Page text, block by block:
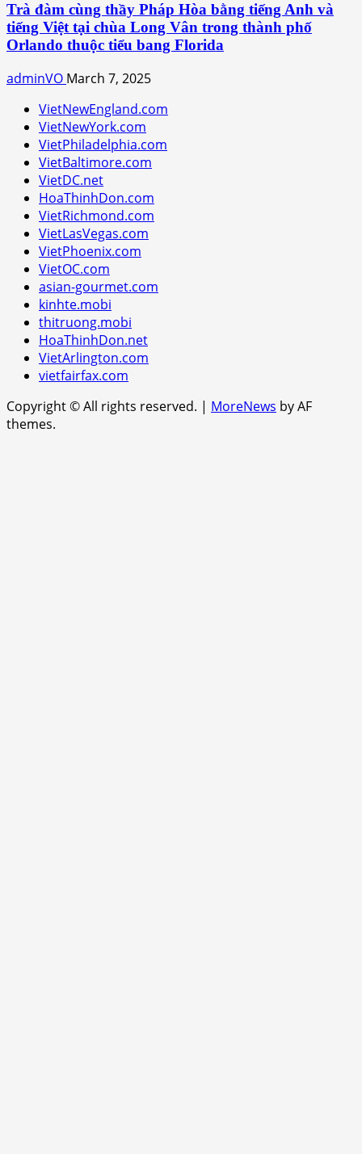
Trà đàm cùng thầy Pháp Hòa bằng tiếng Anh và
tiếng Việt tại chùa Long Vân trong thành phố
Orlando thuộc tiểu bang Florida
adminVO March 7, 2025
VietNewEngland.com
VietNewYork.com
VietPhiladelphia.com
VietBaltimore.com
VietDC.net
HoaThinhDon.com
VietRichmond.com
VietLasVegas.com
VietPhoenix.com
VietOC.com
asian-gourmet.com
kinhte.mobi
thitruong.mobi
HoaThinhDon.net
VietArlington.com
vietfairfax.com
Copyright © All rights reserved. | MoreNews by AF
themes.